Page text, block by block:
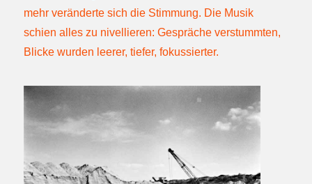
mehr veränderte sich die Stimmung. Die Musik
schien alles zu nivellieren: Gespräche verstummten,
Blicke wurden leerer, tiefer, fokussierter.